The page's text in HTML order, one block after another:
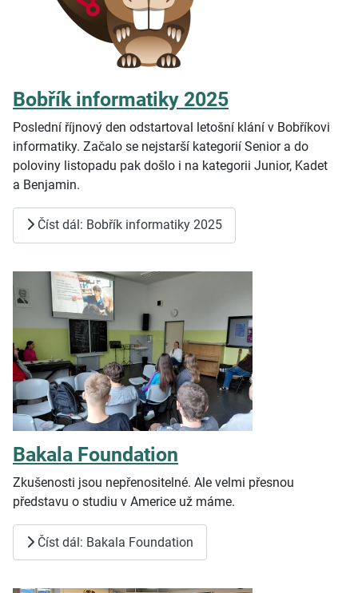
Bobřík informatiky 2025
Poslední říjnový den odstartoval letošní klání v Bobříkovi
informatiky. Začalo se nejstarší kategorií Senior a do
poloviny listopadu pak došlo i na kategorii Junior, Kadet
a Benjamin.
Číst dál: Bobřík informatiky 2025
Bakala Foundation
Zkušenosti jsou nepřenositelné. Ale velmi přesnou
představu o studiu v Americe už máme.
Číst dál: Bakala Foundation